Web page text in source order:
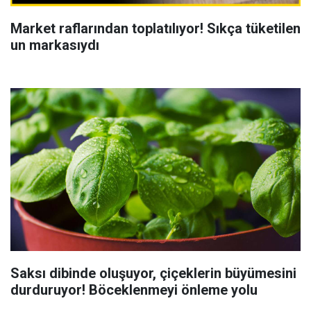
Market raflarından toplatılıyor! Sıkça tüketilen
un markasıydı
Saksı dibinde oluşuyor, çiçeklerin büyümesini
durduruyor! Böceklenmeyi önleme yolu